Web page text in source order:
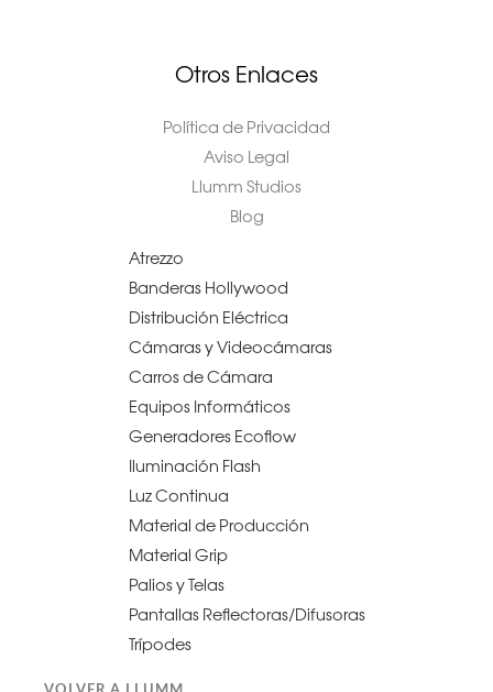
Otros Enlaces
Política de Privacidad
Aviso Legal
Llumm Studios
Blog
Atrezzo
Banderas Hollywood
Distribución Eléctrica
Cámaras y Videocámaras
Carros de Cámara
Equipos Informáticos
Generadores Ecoflow
Iluminación Flash
Luz Continua
Material de Producción
Material Grip
Palios y Telas
Pantallas Reflectoras/Difusoras
Trípodes
VOLVER A LLUMM